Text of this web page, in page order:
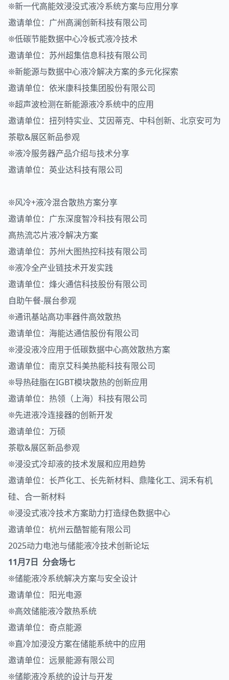
❊新一代高能效浸没式液冷系统方案与应用分享
邀请单位：广州高澜创新科技有限公司
❊低碳节能数据中心冷板式液冷技术
邀请单位：苏州超集信息科技有限公司
❊新能源与数据中心液冷解决方案的多元化探索
邀请单位：依米康科技集团股份有限公司
❊超声波检测在新能源液冷系统中的应用
邀请单位：扭列特实业、艾因蒂克、中科创新、北京安可为
茶歇&展区新品参观
❊液冷服务器产品介绍与技术分享
邀请单位：英业达科技有限公司
❊风冷+液冷混合散热方案分享
邀请单位：广东深度智冷科技有限公司
高热流芯片液冷解决方案
邀请单位：苏州大图热控科技有限公司
❊液冷全产业链技术开发实践
邀请单位：烽火通信科技股份有限公司
自助午餐-展台参观
❊通讯基站高功率器件高效散热
邀请单位：海能达通信股份有限公司
❊浸没液冷应用于低碳数据中心高效散热方案
邀请单位：南京艾科美热能科技有限公司
❊导热硅脂在IGBT模块散热的创新应用
邀请单位：热领（上海）科技有限公司
❊先进液冷连接器的创新开发
邀请单位：万硕
茶歇&展区新品参观
❊浸没式冷却液的技术发展和应用趋势
邀请单位：长芦化工、长先新材料、鼎隆化工、润禾有机
硅、合一新材料
❊浸没式液冷技术方案助力打造绿色数据中心
邀请单位：杭州云酷智能有限公司
2025动力电池与储能液冷技术创新论坛
11月7日 分会场七
❊储能液冷系统解决方案与安全设计
邀请单位：阳光电源
❊高效储能液冷散热系统
邀请单位：奇点能源
❊直冷加浸没方案在储能系统中的应用
邀请单位：远景能源有限公司
❊储能液冷系统的设计与开发